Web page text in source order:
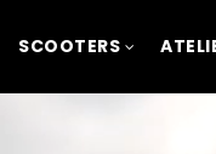
SCOOTERS